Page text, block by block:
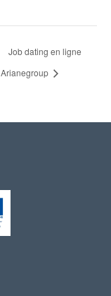
Job dating en ligne
Arianegroup